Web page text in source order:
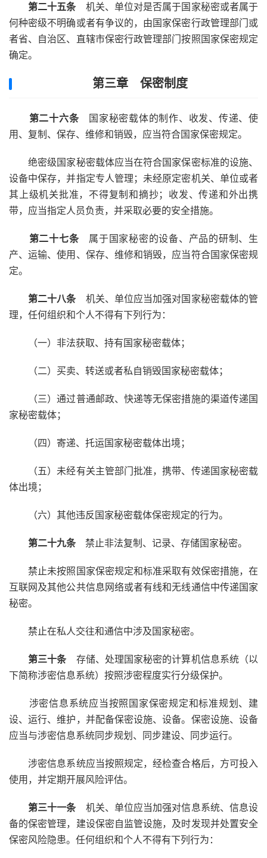
第二十五条机关、单位对是否属于国家秘密或者属于
何种密级不明确或者有争议的，由国家保密行政管理部门或
者省、自治区、直辖市保密行政管理部门按照国家保密规定
确定。
第三章 保密制度
第二十六条国家秘密载体的制作、收发、传递、使
用、复制、保存、维修和销毁，应当符合国家保密规定。
绝密级国家秘密载体应当在符合国家保密标准的设施、
设备中保存，并指定专人管理；未经原定密机关、单位或者
其上级机关批准，不得复制和摘抄；收发、传递和外出携
带，应当指定人员负责，并采取必要的安全措施。
第二十七条属于国家秘密的设备、产品的研制、生
产、运输、使用、保存、维修和销毁，应当符合国家保密规
定。
第二十八条机关、单位应当加强对国家秘密载体的管
理，任何组织和个人不得有下列行为：
（一）非法获取、持有国家秘密载体；
（二）买卖、转送或者私自销毁国家秘密载体；
（三）通过普通邮政、快递等无保密措施的渠道传递国
家秘密载体；
（四）寄递、托运国家秘密载体出境；
（五）未经有关主管部门批准，携带、传递国家秘密载
体出境；
（六）其他违反国家秘密载体保密规定的行为。
第二十九条禁止非法复制、记录、存储国家秘密。
禁止未按照国家保密规定和标准采取有效保密措施，在
互联网及其他公共信息网络或者有线和无线通信中传递国家
秘密。
禁止在私人交往和通信中涉及国家秘密。
第三十条存储、处理国家秘密的计算机信息系统（以
下简称涉密信息系统）按照涉密程度实行分级保护。
涉密信息系统应当按照国家保密规定和标准规划、建
设、运行、维护，并配备保密设施、设备。保密设施、设备
应当与涉密信息系统同步规划、同步建设、同步运行。
涉密信息系统应当按照规定，经检查合格后，方可投入
使用，并定期开展风险评估。
第三十一条机关、单位应当加强对信息系统、信息设
备的保密管理，建设保密自监管设施，及时发现并处置安全
保密风险隐患。任何组织和个人不得有下列行为：